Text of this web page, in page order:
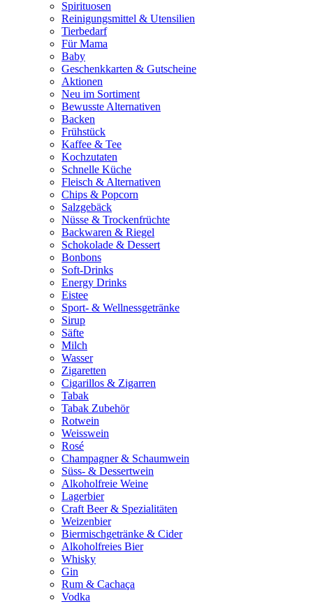
Spirituosen
Reinigungsmittel & Utensilien
Tierbedarf
Für Mama
Baby
Geschenkkarten & Gutscheine
Aktionen
Neu im Sortiment
Bewusste Alternativen
Backen
Frühstück
Kaffee & Tee
Kochzutaten
Schnelle Küche
Fleisch & Alternativen
Chips & Popcorn
Salzgebäck
Nüsse & Trockenfrüchte
Backwaren & Riegel
Schokolade & Dessert
Bonbons
Soft-Drinks
Energy Drinks
Eistee
Sport- & Wellnessgetränke
Sirup
Säfte
Milch
Wasser
Zigaretten
Cigarillos & Zigarren
Tabak
Tabak Zubehör
Rotwein
Weisswein
Rosé
Champagner & Schaumwein
Süss- & Dessertwein
Alkoholfreie Weine
Lagerbier
Craft Beer & Spezialitäten
Weizenbier
Biermischgetränke & Cider
Alkoholfreies Bier
Whisky
Gin
Rum & Cachaça
Vodka